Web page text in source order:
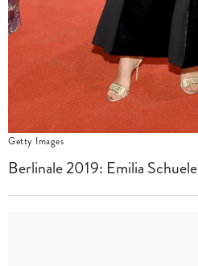
Getty Images
Berlinale 2019: Emilia Schuele